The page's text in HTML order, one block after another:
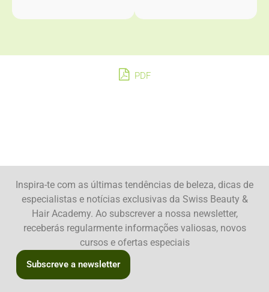
PDF
Inspira-te com as últimas tendências de beleza, dicas de
especialistas e notícias exclusivas da Swiss Beauty &
Hair Academy. Ao subscrever a nossa newsletter,
receberás regularmente informações valiosas, novos
cursos e ofertas especiais
Subscreve a newsletter